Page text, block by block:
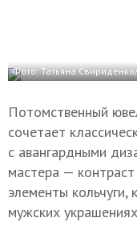
Фото: Татьяна
Потомственный
сочетает
с авангардными
мастера —
элементы
мужских